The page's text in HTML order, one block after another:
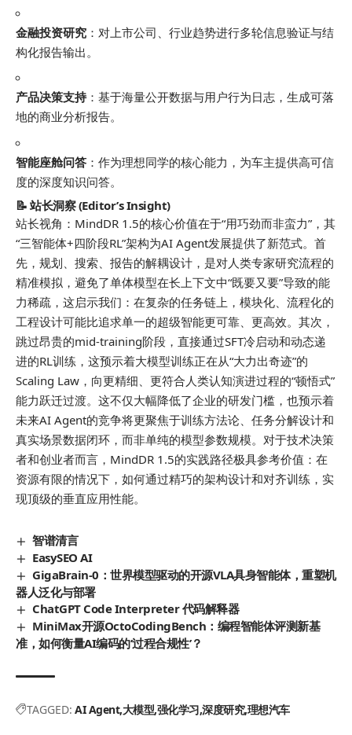
金融投资研究 ：对上市公司、行业趋势进行多轮信息验证与结
构化报告输出。
产品决策支持：基于海量公开数据与用户行为日志，生成可落
地的商业分析报告。
智能座舱问答 ：作为理想同学的核心能力，为车主提供高可信
度的深度知识问答。
📝 站长洞察 (Editor’s Insight)
站长视角：MindDR 1.5的核心价值在于“用巧劲而非蛮力”，其
“三智能体+四阶段RL”架构为AI Agent发展提供了新范式。首
先，规划、搜索、报告的解耦设计，是对人类专家研究流程的
精准模拟，避免了单体模型在长上下文中“既要又要”导致的能
力稀疏，这启示我们：在复杂的任务链上，模块化、流程化的
工程设计可能比追求单一的超级智能更可靠、更高效。其次，
跳过昂贵的mid-training阶段，直接通过SFT冷启动和动态递
进的RL训练，这预示着大模型训练正在从“大力出奇迹”的
Scaling Law，向更精细、更符合人类认知演进过程的“顿悟式”
能力跃迁过渡。这不仅大幅降低了企业的研发门槛，也预示着
未来AI Agent的竞争将更聚焦于训练方法论、任务分解设计和
真实场景数据闭环，而非单纯的模型参数规模。对于技术决策
者和创业者而言，MindDR 1.5的实践路径极具参考价值：在
资源有限的情况下，如何通过精巧的架构设计和对齐训练，实
现顶级的垂直应用性能。
智谱清言
EasySEO AI
GigaBrain-0：世界模型驱动的开源VLA具身智能体，重塑机
器人泛化与部署
ChatGPT Code Interpreter 代码解释器
MiniMax开源OctoCodingBench：编程智能体评测新基
准，如何衡量AI编码的’过程合规性’？
TAGGED: AI Agent 大模型 强化学习 深度研究 理想汽车